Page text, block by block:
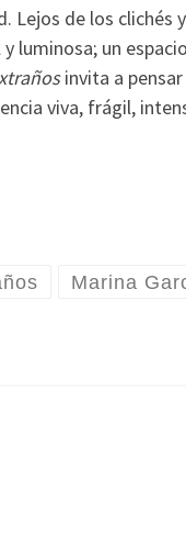
Lejos de los clichés
luminosa; un
invita a
viva, frágil,
Marina